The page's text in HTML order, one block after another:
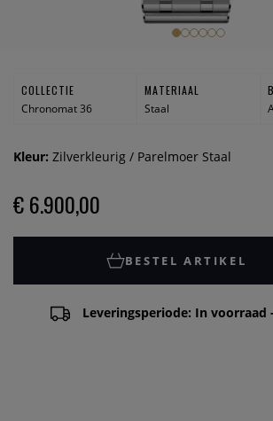
COLLECTIE
Chronomat 36
MATERIAAL
Staal
Kleur: Zilverkleurig / Parelmoer Staal
€ 6.900,00
BESTEL ARTIKEL
Leveringsperiode: In voorraad